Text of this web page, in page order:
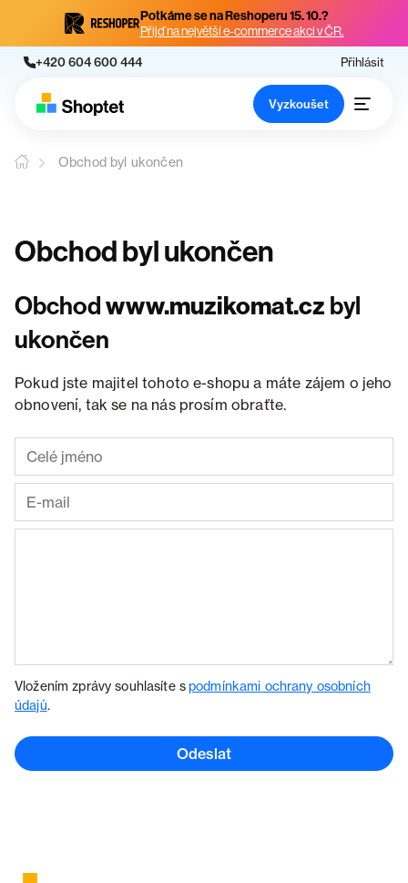
Potkáme se na Reshoperu 15. 10.?
Přijď na největší e-commerce akci v ČR.
+420 604 600 444 Přihlásit
Vyzkoušet
Obchod byl ukončen
Obchod byl ukončen
Obchodwww.muzikomat.cz byl
ukončen
Pokud jste majitel tohoto e-shopu a máte zájem o jeho
obnovení, tak se na nás prosím obraťte.
Vložením zprávy souhlasíte spodmínkami ochrany osobních
údajů.
Odeslat